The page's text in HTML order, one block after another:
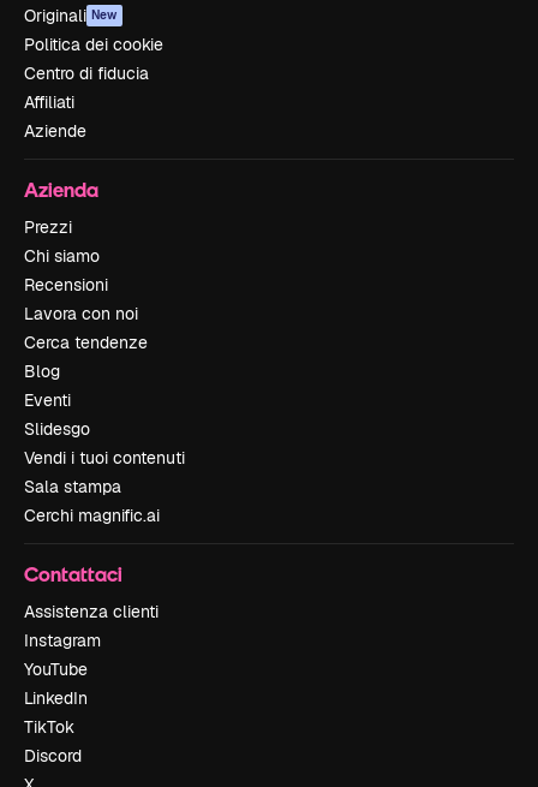
Originali New
Politica dei cookie
Centro di fiducia
Affiliati
Aziende
Azienda
Prezzi
Chi siamo
Recensioni
Lavora con noi
Cerca tendenze
Blog
Eventi
Slidesgo
Vendi i tuoi contenuti
Sala stampa
Cerchi magnific.ai
Contattaci
Assistenza clienti
Instagram
YouTube
LinkedIn
TikTok
Discord